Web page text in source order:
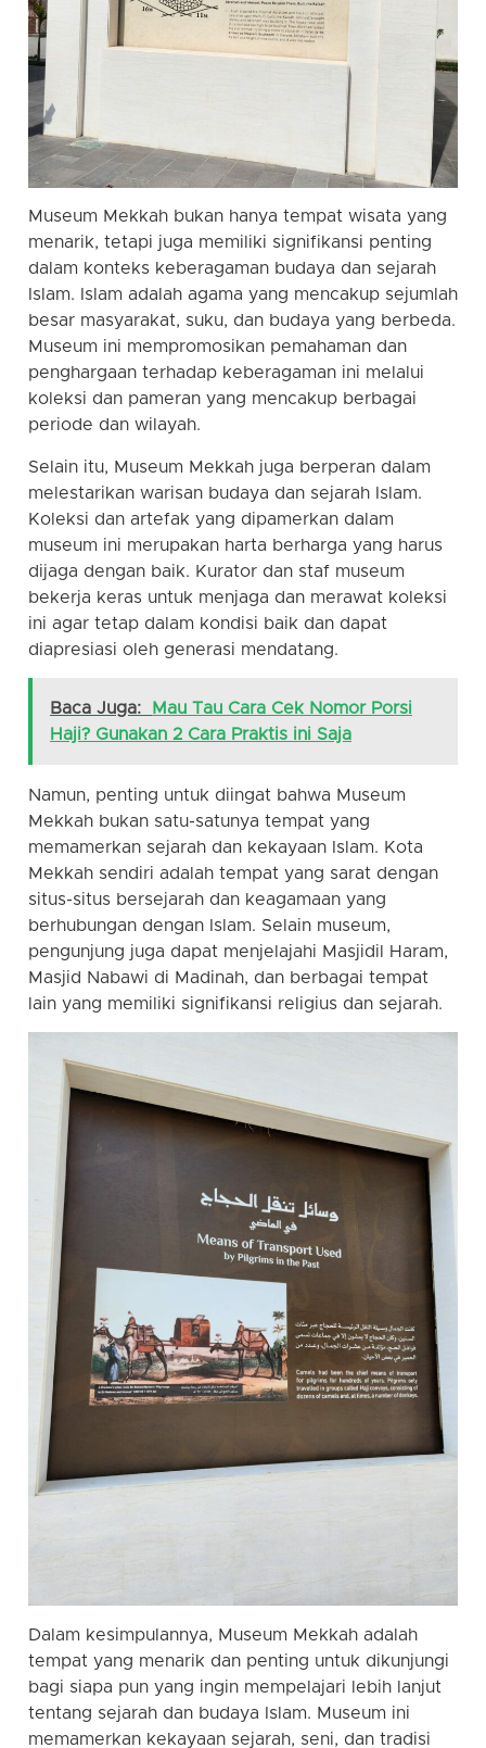
Museum Mekkah bukan hanya tempat wisata yang
menarik, tetapi juga memiliki signifikansi penting
dalam konteks keberagaman budaya dan sejarah
Islam. Islam adalah agama yang mencakup sejumlah
besar masyarakat, suku, dan budaya yang berbeda.
Museum ini mempromosikan pemahaman dan
penghargaan terhadap keberagaman ini melalui
koleksi dan pameran yang mencakup berbagai
periode dan wilayah.
Selain itu, Museum Mekkah juga berperan dalam
melestarikan warisan budaya dan sejarah Islam.
Koleksi dan artefak yang dipamerkan dalam
museum ini merupakan harta berharga yang harus
dijaga dengan baik. Kurator dan staf museum
bekerja keras untuk menjaga dan merawat koleksi
ini agar tetap dalam kondisi baik dan dapat
diapresiasi oleh generasi mendatang.
Baca Juga:
Mau Tau Cara Cek Nomor Porsi
Haji? Gunakan 2 Cara Praktis ini Saja
Namun, penting untuk diingat bahwa Museum
Mekkah bukan satu-satunya tempat yang
memamerkan sejarah dan kekayaan Islam. Kota
Mekkah sendiri adalah tempat yang sarat dengan
situs-situs bersejarah dan keagamaan yang
berhubungan dengan Islam. Selain museum,
pengunjung juga dapat menjelajahi Masjidil Haram,
Masjid Nabawi di Madinah, dan berbagai tempat
lain yang memiliki signifikansi religius dan sejarah.
Dalam kesimpulannya, Museum Mekkah adalah
tempat yang menarik dan penting untuk dikunjungi
bagi siapa pun yang ingin mempelajari lebih lanjut
tentang sejarah dan budaya Islam. Museum ini
memamerkan kekayaan sejarah, seni, dan tradisi